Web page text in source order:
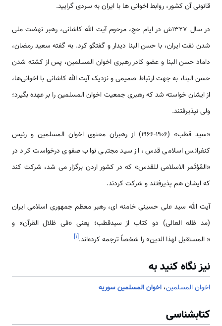
قانونی آن کشور، روابط اخوانی ها با ایران به سردی گرایید.
در سال ۱۳۲۷ش در ایام حج، مرحوم آیت الله کاشانی، رهبر نهضت ملی
شدن نفت ایران، با حسن البنا دیدار و گفتگو کرد. به گفته سعید رمضان،
داماد حسن البنا و عضو کادر رهبری اخوان المسلمین، پس از کشته شدن
حسن البنا، به جهت ارتباط صمیمی و نزدیک آیت الله کاشانی با اخوانی‌ها،
از ایشان خواسته شد که رهبری جمعیت اخوان المسلمین را بر عهده بگیرد؛
ولی نپذیرفتند.
«سید قطب» (1906-1966) از رهبران معنوی اخوان المسلمین و رئیس
کنفرانس اسلامی قدس، از سید مجتبی نواب صفوی درخواست کرد در
«المُؤتَمر الاسلامی للقدس» که در کشور اردن برگزار می شد، شرکت کند
که ایشان هم پذیرفتند و شرکت کردند.
آیت الله سید علی حسینی خامنه ­ای، رهبر معظم جمهوری اسلامی ایران
(مد ظله العالی) دو کتاب­ از سیدقطب؛ یعنی «فی ظلال القرآن» و
« المستقبل لهذا الدین» را شخصاً ترجمه کرده‌اند.[۱]
نیز نگاه کنید به
اخوان المسلمین، اخوان المسلمین سوریه
کتابشناسی